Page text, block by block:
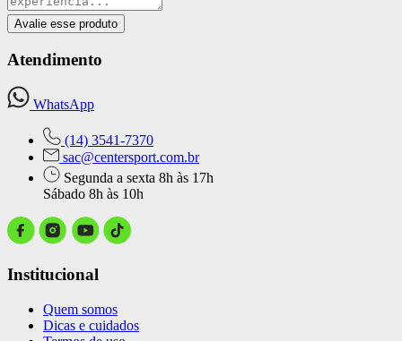
Avalie esse produto
Atendimento
WhatsApp
(14) 3541-7370
sac@centersport.com.br
Segunda a sexta 8h às 17h
Sábado 8h às 10h
Institucional
Quem somos
Dicas e cuidados